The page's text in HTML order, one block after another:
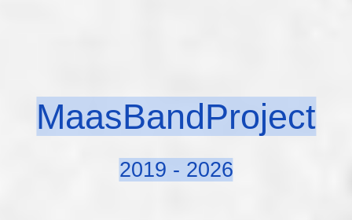
MaasBandProject
2019 - 2026